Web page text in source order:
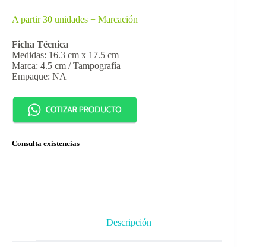
A partir 30 unidades + Marcación
Ficha Técnica
Medidas: 16.3 cm x 17.5 cm
Marca: 4.5 cm / Tampografía
Empaque: NA
Consulta existencias
Descripción